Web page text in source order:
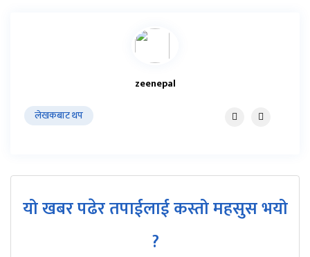
zeenepal
लेखकबाट थप
यो खबर पढेर तपाईलाई कस्तो महसुस भयो
?